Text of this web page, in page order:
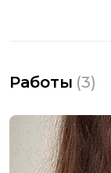
Работы (3)